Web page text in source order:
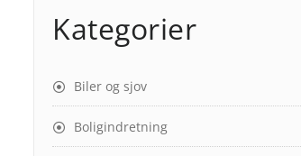
Kategorier
Biler og sjov
Boligindretning